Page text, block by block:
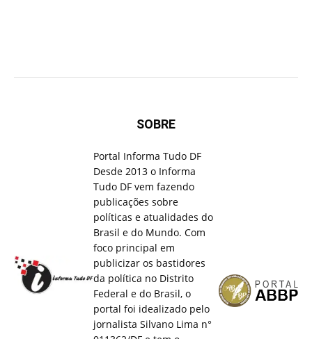
SOBRE
Portal Informa Tudo DF
Desde 2013 o Informa
Tudo DF vem fazendo
publicações sobre
políticas e atualidades do
Brasil e do Mundo. Com
foco principal em
publicizar os bastidores
da política no Distrito
Federal e do Brasil, o
portal foi idealizado pelo
jornalista Silvano Lima n°